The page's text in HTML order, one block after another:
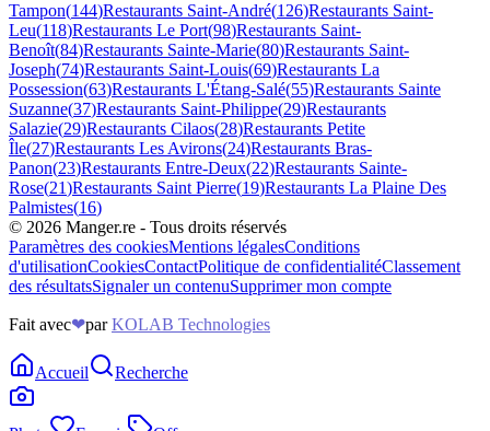
Tampon(144)Restaurants Saint-André(126)Restaurants Saint-
Leu(118)Restaurants Le Port(98)Restaurants Saint-
Benoît(84)Restaurants Sainte-Marie(80)Restaurants Saint-
Joseph(74)Restaurants Saint-Louis(69)Restaurants La
Possession(63)Restaurants L'Étang-Salé(55)Restaurants Sainte
Suzanne(37)Restaurants Saint-Philippe(29)Restaurants
Salazie(29)Restaurants Cilaos(28)Restaurants Petite
Île(27)Restaurants Les Avirons(24)Restaurants Bras-
Panon(23)Restaurants Entre-Deux(22)Restaurants Sainte-
Rose(21)Restaurants Saint Pierre(19)Restaurants La Plaine Des
Palmistes(16)
© 2026 Manger.re - Tous droits réservés
Paramètres des cookiesMentions légalesConditions
d'utilisationCookiesContactPolitique de confidentialitéClassement
des résultatsSignaler un contenuSupprimer mon compte
Fait avec❤par KOLAB Technologies
Accueil Recherche